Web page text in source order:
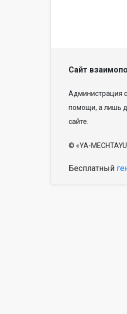
Сайт
Администрация
помощи, а лишь
сайте.
© «YA-
Бесплатный